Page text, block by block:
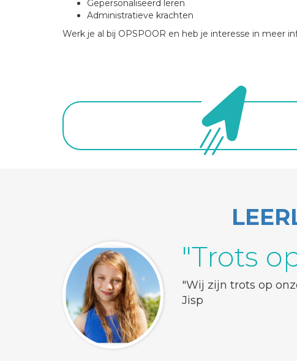
Gepersonaliseerd leren
Administratieve krachten
Werk je al bij OPSPOOR en heb je interesse in meer
"Trots
"Wij zijn trots op
Jisp